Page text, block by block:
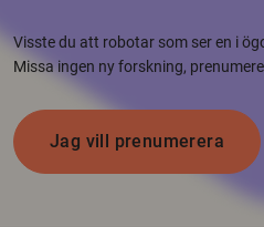
Visste du att robotar som ser en i
Missa ingen ny forskning,
Jag vill prenumerera